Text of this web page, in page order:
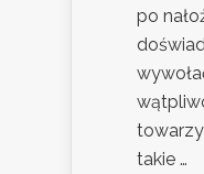
po
takie …